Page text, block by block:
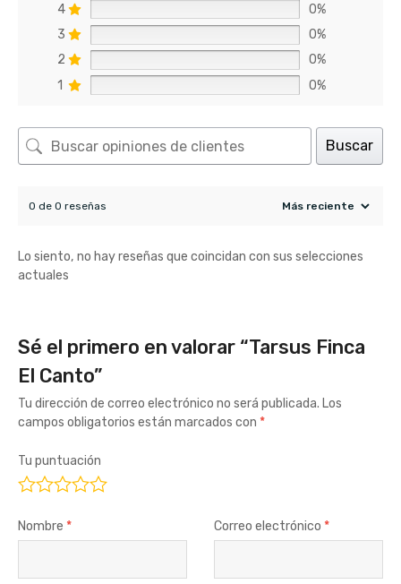
4
0%
3
0%
2
0%
1
0%
Buscar
0 de 0 reseñas
Lo siento, no hay reseñas que coincidan con sus selecciones
actuales
Sé el primero en valorar “Tarsus Finca
El Canto”
Tu dirección de correo electrónico no será publicada. Los
campos obligatorios están marcados con *
Tu puntuación
Nombre * Correo electrónico *